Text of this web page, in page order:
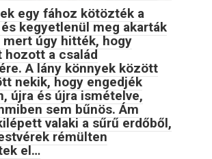
egy fához kötözték a
kegyetlenül meg akarták
úgy hitték, hogy
hozott a család
A lány könnyek között
nekik, hogy engedjék
újra és újra ismételve,
sem bűnös. Ám
valaki a sűrű erdőből,
rémülten
el…